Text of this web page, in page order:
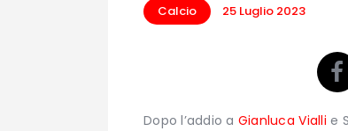
Calcio 25 Luglio 2023
Dopo l’addio a Gianluca Viallie